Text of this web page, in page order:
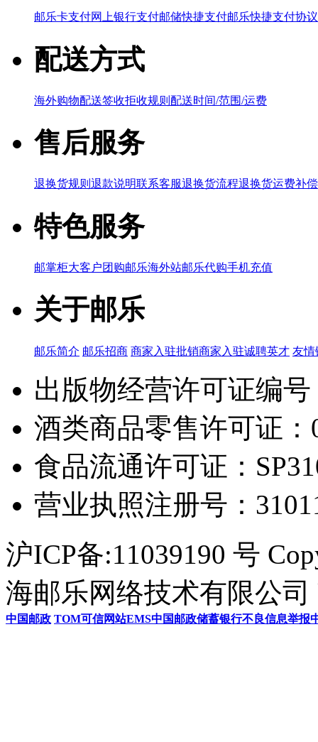
邮乐卡支付网上银行支付邮储快捷支付邮乐快捷支付协议
配送方式
海外购物配送签收拒收规则 配送时间/范围/运费
售后服务
退换货规则 退款说明联系客服退换货流程退换货运费补
特色服务
邮掌柜大客户团购邮乐海外站邮乐代购手机充值
关于邮乐
邮乐简介 邮乐招商 商家入驻批销商家入驻诚聘英才 友情
出版物经营许可证编
酒类商品零售许可证：
食品流通许可证：
营业执照注册号：
沪ICP备:11039190 号
海邮乐网络技术有限公司
中国邮政 TOM可信网站EMS中国邮政储蓄银行不良信息举报